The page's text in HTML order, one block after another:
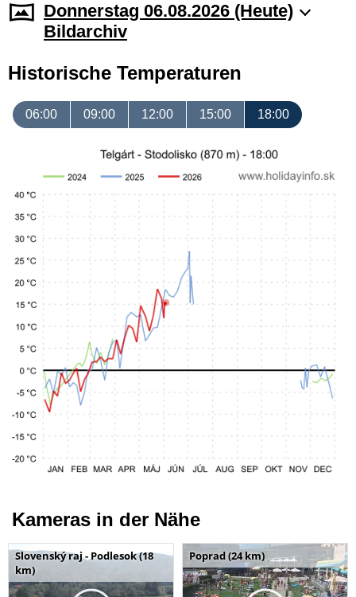
Donnerstag 06.08.2026 (Heute)
Bildarchiv
Historische Temperaturen
06:00 09:00 12:00 15:00 18:00
Kameras in der Nähe
Slovenský raj - Podlesok (18
km)
Poprad (24 km)